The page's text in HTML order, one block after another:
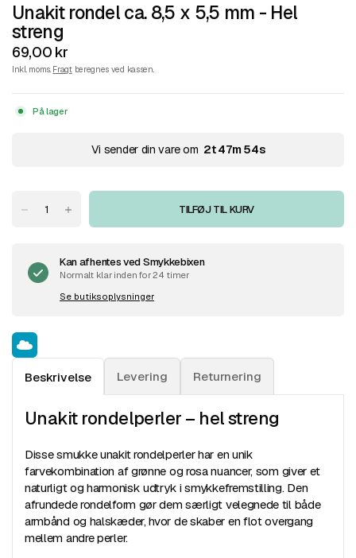
Unakit rondel ca. 8,5 x 5,5 mm - Hel
streng
69,00 kr
Inkl. moms. Fragtberegnes ved kassen.
På lager
Vi sender din vare om 2t47m54s
TILFØJ TIL KURV
Kan afhentes vedSmykkebixen
Normalt klar inden for 24 timer
Se butiksoplysninger
Beskrivelse Levering Returnering
Unakit rondelperler – hel streng
Disse smukke unakit rondelperler har en unik
farvekombination af grønne og rosa nuancer, som giver et
naturligt og harmonisk udtryk i smykkefremstilling. Den
afrundede rondelform gør dem særligt velegnede til både
armbånd og halskæder, hvor de skaber en flot overgang
mellem andre perler.